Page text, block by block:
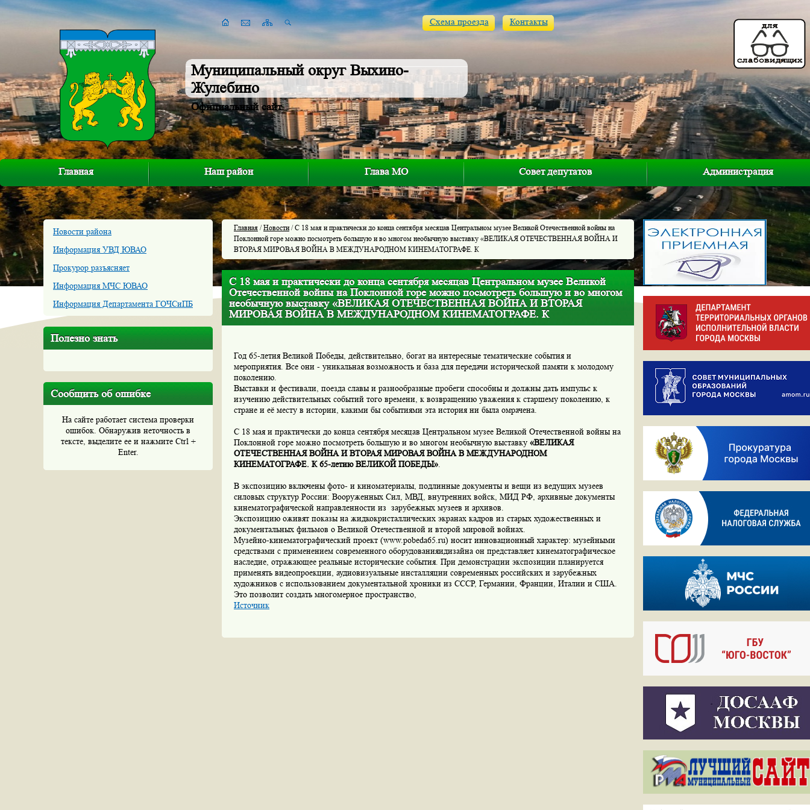
Муниципальный округ Выхино-
Жулебино
Официальный сайт
Схема проезда Контакты
Главная Наш район Глава МО Совет депутатов Администрация
Новости района
Информация УВД ЮВАО
Прокурор разъясняет
Информация МЧС ЮВАО
Информация Департамента ГОЧСиПБ
Полезно знать
Сообщить об ошибке
На сайте работает система проверки
ошибок. Обнаружив неточность в
тексте, выделите ее и нажмите Ctrl +
Enter.
Главная /Новости/ С 18 мая и практически до конца сентября месяцав Центральном музее Великой Отечественной войны на
Поклонной горе можно посмотреть большую и во многом необычную выставку «ВЕЛИКАЯ ОТЕЧЕСТВЕННАЯ ВОЙНА И
ВТОРАЯ МИРОВАЯ ВОЙНА В МЕЖДУНАРОДНОМ КИНЕМАТОГРАФЕ. К
С 18 мая и практически до конца сентября месяцав Центральном музее Великой
Отечественной войны на Поклонной горе можно посмотреть большую и во многом
необычную выставку «ВЕЛИКАЯ ОТЕЧЕСТВЕННАЯ ВОЙНА И ВТОРАЯ
МИРОВАЯ ВОЙНА В МЕЖДУНАРОДНОМ КИНЕМАТОГРАФЕ. К
Год 65-летия Великой Победы, действительно, богат на интересные тематические события и
мероприятия. Все они - уникальная возможность и база для передачи исторической памяти к молодому
поколению.
Выставки и фестивали, поезда славы и разнообразные пробеги способны и должны дать импульс к
изучению действительных событий того времени, к возвращению уважения к старшему поколению, к
стране и её месту в истории, какими бы событиями эта история ни была омрачена.
С 18 мая и практически до конца сентября месяцав Центральном музее Великой Отечественной войны на
Поклонной горе можно посмотреть большую и во многом необычную выставку «ВЕЛИКАЯ
ОТЕЧЕСТВЕННАЯ ВОЙНА И ВТОРАЯ МИРОВАЯ ВОЙНА В МЕЖДУНАРОДНОМ
КИНЕМАТОГРАФЕ. К 65-летию ВЕЛИКОЙ ПОБЕДЫ»
В экспозицию включены фото- и киноматериалы, подлинные документы и вещи из ведущих музеев
силовых структур России: Вооруженных Сил, МВД, внутренних войск, МИД РФ, архивные документы
кинематографической направленности из зарубежных музеев и архивов.
Экспозицию оживят показы на жидкокристаллических экранах кадров из старых художественных и
документальных фильмов о Великой Отечественной и второй мировой войнах.
Музейно-кинематографический проект (www.pobeda65.ru) носит инновационный характер: музейными
средствами с применением современного оборудованияидизайна он представляет кинематографическое
наследие, отражающее реальные исторические события. При демонстрации экспозиции планируется
применять видеопроекции, аудиовизуальные инсталляции современных российских и зарубежных
художников с использованием документальной хроники из СССР, Германии, Франции, Италии и США.
Это позволит создать многомерное пространство,
Источник